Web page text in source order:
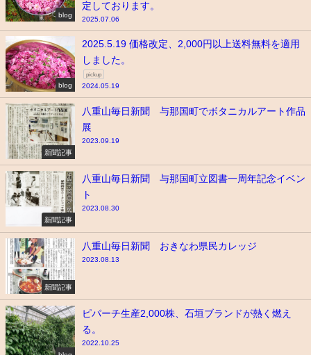
blog
定しております。
2025.07.06
blog
2025.5.19 価格改定、2,000円以上送料無料を適用
しました。
pickup
2024.05.19
新聞記事
八重山毎日新聞 与那国町でボタニカルアート作品
展
2023.09.19
新聞記事
八重山毎日新聞 与那国町立図書一周年記念イベン
ト
2023.08.30
新聞記事
八重山毎日新聞 おきなわ県民カレッジ
2023.08.13
ピパーチ生産2,000株、石垣ブランドが熱く燃え
る。
2022.10.25